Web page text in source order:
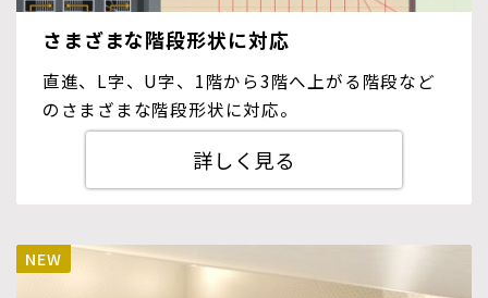
さまざまな階段形状に対応
直進、L字、U字、1階から3階へ上がる階段など
のさまざまな階段形状に対応。
詳しく見る